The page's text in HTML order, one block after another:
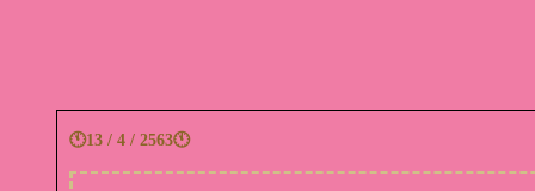
🕚13 / 4 / 2563🕚